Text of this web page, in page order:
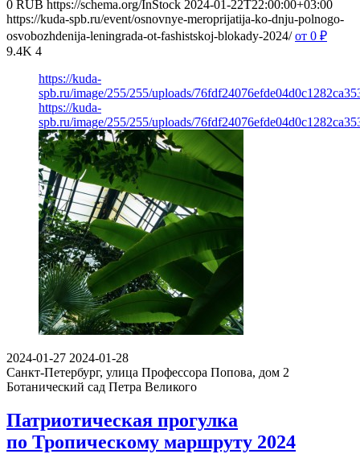
0 RUB https://schema.org/InStock 2024-01-22T22:00:00+03:00
https://kuda-spb.ru/event/osnovnye-meroprijatija-ko-dnju-polnogo-
osvobozhdenija-leningrada-ot-fashistskoj-blokady-2024/ от 0 ₽
9.4K 4
https://kuda-
spb.ru/image/255/255/uploads/
https://kuda-
spb.ru/image/255/255/uploads/
2024-01-27 2024-01-28
Санкт-Петербург, улица Профессора Попова, дом 2
Ботанический сад Петра Великого
Патриотическая прогулка
по Тропическому маршруту 2024